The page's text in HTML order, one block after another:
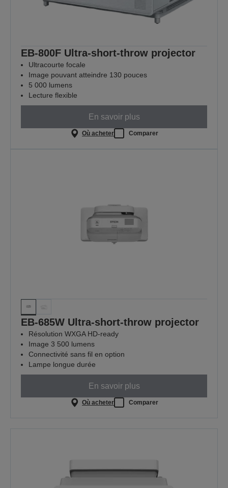
EB-800F Ultra-short-throw projector
Ultracourte focale
Image pouvant atteindre 130 pouces
5 000 lumens
Lecture flexible
En savoir plus
Où acheter Comparer
EB-685W Ultra-short-throw projector
Résolution WXGA HD-ready
Image 3 500 lumens
Connectivité sans fil en option
Lampe longue durée
En savoir plus
Où acheter Comparer